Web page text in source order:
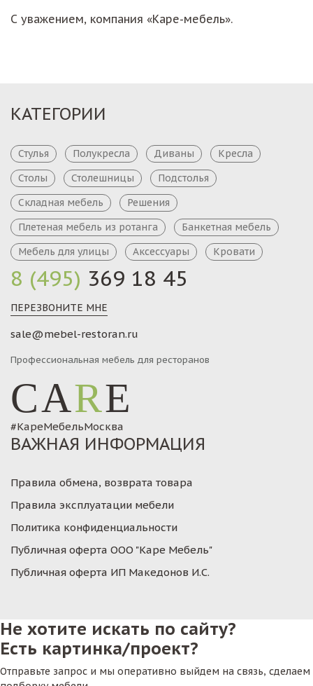
С уважением, компания «Каре-мебель».
8 (495) 369 18 45
ПЕРЕЗВОНИТЕ МНЕ
sale@mebel-restoran.ru
Профессиональная мебель для ресторанов
CARE
#КареМебельМосква
КАТЕГОРИИ
Стулья Полукресла Диваны
Кресла
Столы
Столешницы
Подстолья
Складная мебель
Решения
Плетеная мебель из ротанга
Банкетная мебель
Мебель для улицы
Аксессуары Кровати
ВАЖНАЯ ИНФОРМАЦИЯ
Правила обмена, возврата товара
Правила эксплуатации мебели
Политика конфиденциальности
Публичная оферта ООО "Каре Мебель"
Публичная оферта ИП Македонов И.С.
Не хотите искать по сайту?
Есть картинка/проект?
Отправьте запрос и мы оперативно выйдем на связь, сделаем